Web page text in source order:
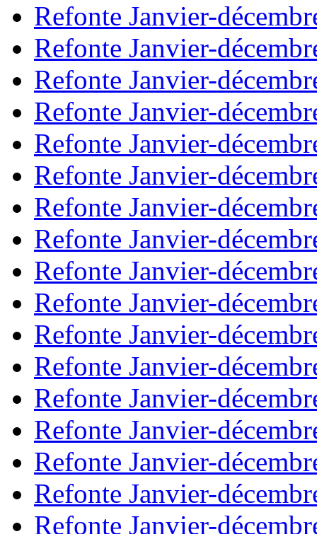
Refonte Janvier-
Refonte Janvier-
Refonte Janvier-
Refonte Janvier-
Refonte Janvier-
Refonte Janvier-
Refonte Janvier-
Refonte Janvier-
Refonte Janvier-
Refonte Janvier-
Refonte Janvier-
Refonte Janvier-
Refonte Janvier-
Refonte Janvier-
Refonte Janvier-
Refonte Janvier-
Refonte Janvier-